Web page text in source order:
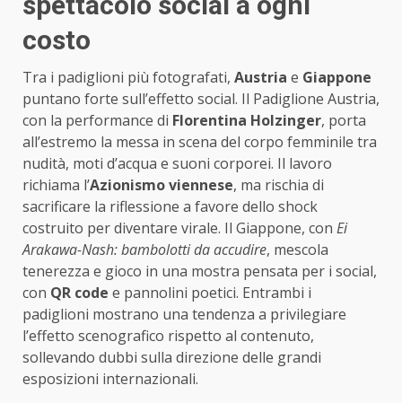
costo
Tra i padiglioni più fotografati, Austria e Giappone
puntano forte sull’effetto social. Il Padiglione Austria,
con la performance di Florentina Holzinger, porta
all’estremo la messa in scena del corpo femminile tra
nudità, moti d’acqua e suoni corporei. Il lavoro
richiama l’Azionismo viennese, ma rischia di
sacrificare la riflessione a favore dello shock
costruito per diventare virale. Il Giappone, con Ei
Arakawa-Nash: bambolotti da accudire, mescola
tenerezza e gioco in una mostra pensata per i social,
con QR code e pannolini poetici. Entrambi i
padiglioni mostrano una tendenza a privilegiare
l’effetto scenografico rispetto al contenuto,
sollevando dubbi sulla direzione delle grandi
esposizioni internazionali.